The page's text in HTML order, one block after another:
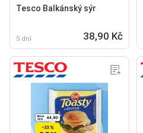
Tesco Balkánský sýr
5 dní 38,90 Kč